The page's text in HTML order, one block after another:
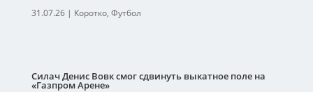
31.07.26| Коротко, Футбол
Силач Денис Вовк смог сдвинуть выкатное поле на
«Газпром Арене»